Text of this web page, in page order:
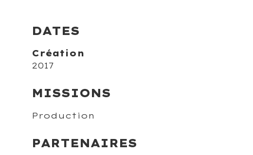
DATES
Création
2017
MISSIONS
Production
PARTENAIRES